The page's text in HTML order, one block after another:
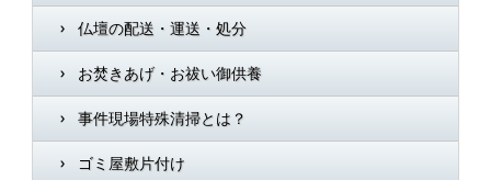
仏壇の配送・運送・処分
お焚きあげ・お祓い御供養
事件現場特殊清掃とは？
ゴミ屋敷片付け